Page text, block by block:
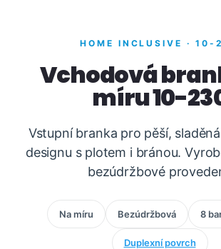
HOME INCLUSIVE · 10-
Vchodová
míru 10-
Vstupní branka pro pěší,
designu s plotem i bránou.
bezúdržbové
Na míru Bezúdržbová 8
Duplexní povrch